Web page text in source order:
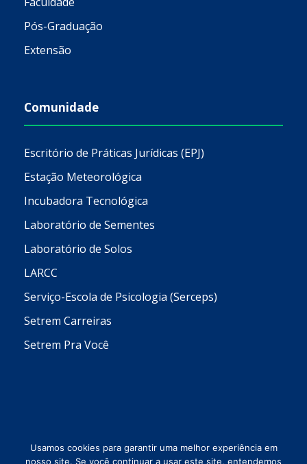
Pós-Graduação
Extensão
Comunidade
Escritório de Práticas Jurídicas (EPJ)
Estação Meteorológica
Incubadora Tecnológica
Laboratório de Sementes
Laboratório de Solos
LARCC
Serviço-Escola de Psicologia (Serceps)
Setrem Carreiras
Setrem Pra Você
Usamos cookies para garantir uma melhor experiência em
nosso site. Se você continuar a usar este site, entendemos